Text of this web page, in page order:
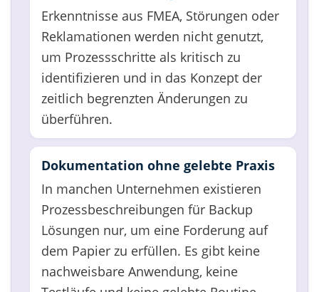
Erkenntnisse aus FMEA, Störungen oder
Reklamationen werden nicht genutzt,
um Prozessschritte als kritisch zu
identifizieren und in das Konzept der
zeitlich begrenzten Änderungen zu
überführen.
Dokumentation ohne gelebte Praxis
In manchen Unternehmen existieren
Prozessbeschreibungen für Backup
Lösungen nur, um eine Forderung auf
dem Papier zu erfüllen. Es gibt keine
nachweisbare Anwendung, keine